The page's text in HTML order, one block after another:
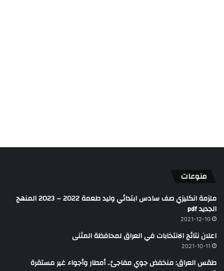
منوعات
ملزمة انكليزي صف سادس ابتدائي وليد طعمة 2022 – 2023 المنهج
الجديد pdf
2021-12-10
اعلان نتائج الانتخابات في العراق لمحافظة المثنى
2021-10-11
طقس العراق: منخفض جوي مفاجئ.. أمطار وأجواء غير مستقرة